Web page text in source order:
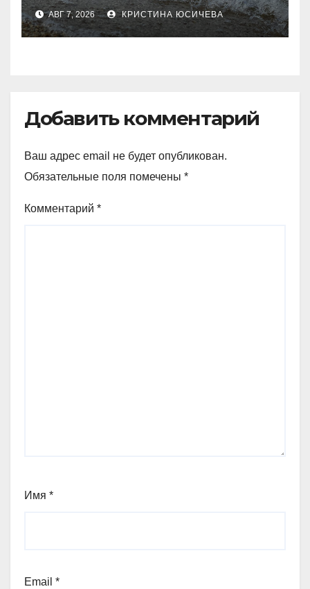
АВГ 7, 2026 КРИСТИНА ЮСИЧЕВА
Добавить комментарий
Ваш адрес email не будет опубликован.
Обязательные поля помечены *
Комментарий *
Имя *
Email *